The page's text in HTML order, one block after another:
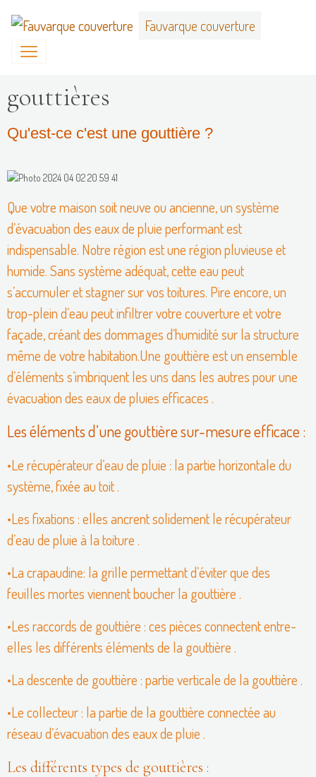
Fauvarque couverture
gouttières
Qu'est-ce c'est une gouttière ?
Que votre maison soit neuve ou ancienne, un système
d’évacuation des eaux de pluie performant est
indispensable. Notre région est une région pluvieuse et
humide. Sans système adéquat, cette eau peut
s’accumuler et stagner sur vos toitures. Pire encore, un
trop-plein d’eau peut infiltrer votre couverture et votre
façade, créant des dommages d’humidité sur la structure
même de votre habitation.Une gouttière est un ensemble
d’éléments s’imbriquent les uns dans les autres pour une
évacuation des eaux de pluies efficaces .
Les éléments d’une gouttière sur-mesure efficace :
•Le récupérateur d’eau de pluie : la partie horizontale du
système, fixée au toit .
•Les fixations : elles ancrent solidement le récupérateur
d’eau de pluie à la toiture .
•La crapaudine: la grille permettant d’éviter que des
feuilles mortes viennent boucher la gouttière .
•Les raccords de gouttière : ces pièces connectent entre-
elles les différents éléments de la gouttière .
•La descente de gouttière : partie verticale de la gouttière .
•Le collecteur : la partie de la gouttière connectée au
réseau d’évacuation des eaux de pluie .
Les différents types de gouttières :